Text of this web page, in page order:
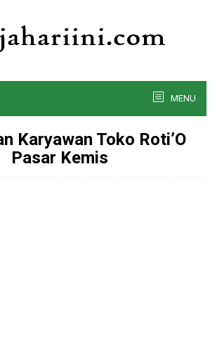
MENU
Karyawan Toko Roti’O
Pasar Kemis